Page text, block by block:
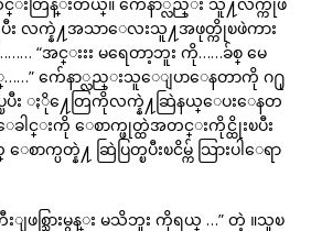
ပီး လက္နဲ႔အသာေလးသူ႔အဖုတ္ကိုၿဖဲကား
“အင္းးး မရေတာ့ဘူး ကို……ခ်စ္ မေ
က်ေနာ္လည္းသူေျပာေနတာကို ဂ႐ု
ၿပီး ႏို႔ေတြကိုလက္နဲ႔ဆြဲနယ္ေပးေနတ
င္းကို ေစာက္ဖုတ္ထဲအတင္းကိုင္ထိုးၿပီး
ပတ္နဲ႔ ဆြဲပြတ္ၿပီးၿငိမ္က် သြားပါေရာ
ဖစ္သြားမွန္း မသိဘူး ကိုရယ္ …” တဲ့ ။သူၿ